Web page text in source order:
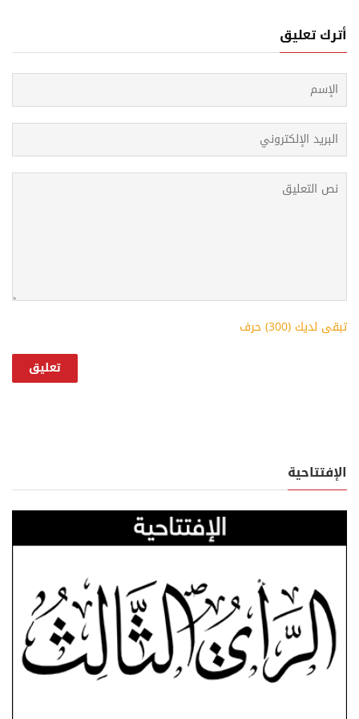
أترك تعليق
تبقى لديك (300) حرف
الإفتتاحية